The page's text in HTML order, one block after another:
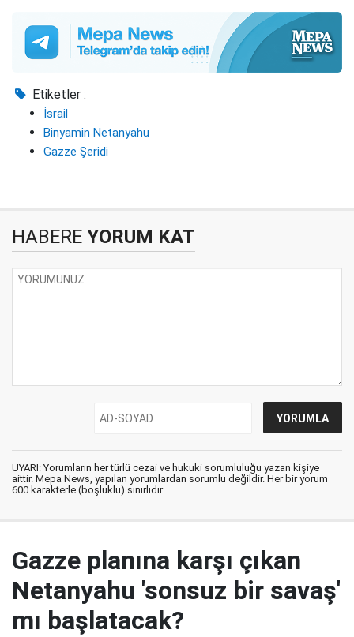
Etiketler :
İsrail
Binyamin Netanyahu
Gazze Şeridi
HABERE YORUM KAT
UYARI: Yorumların her türlü cezai ve hukuki sorumluluğu yazan kişiye
aittir. Mepa News, yapılan yorumlardan sorumlu değildir. Her bir yorum
600 karakterle (boşluklu) sınırlıdır.
Gazze planına karşı çıkan
Netanyahu 'sonsuz bir savaş'
mı başlatacak?